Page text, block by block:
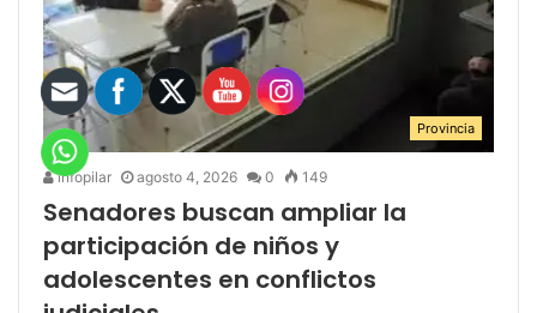
Provincia
infopilar agosto 4, 2026 0 149
Senadores buscan ampliar la
participación de niños y
adolescentes en conflictos